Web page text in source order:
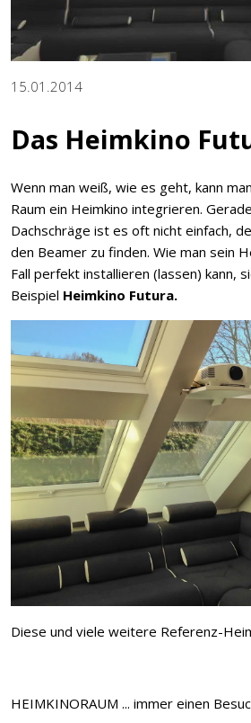
15.01.2014
Das Heimkino
Wenn man weiß, wie es geht, kann
Raum ein Heimkino integrieren.
Dachschräge ist es oft nicht einfach,
den Beamer zu finden. Wie man sein
Fall perfekt installieren (lassen) kann,
Beispiel Heimkino Futura.
Diese und viele weitere Referenz-
HEIMKINORAUM ... immer einen